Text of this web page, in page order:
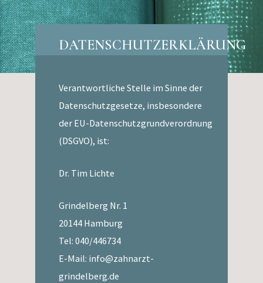
DATENSCHUTZERKLÄRUNG
Verantwortliche Stelle im Sinne der
Datenschutzgesetze, insbesondere
der EU-Datenschutzgrundverordnung
(DSGVO), ist:
Dr. Tim Lichte
Grindelberg Nr. 1
20144 Hamburg
Tel: 040/446734
E-Mail: info@zahnarzt-
grindelberg.de